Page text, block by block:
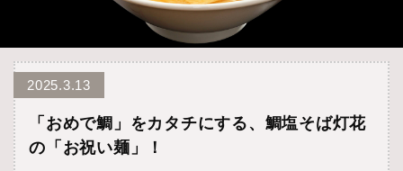
2025.3.13
「おめで鯛」をカタチにする、鯛塩そば灯花
の「お祝い麺」！